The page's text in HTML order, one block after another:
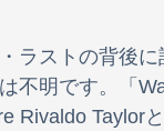
ラストの背後
不明です。「
Rivaldo Taylor